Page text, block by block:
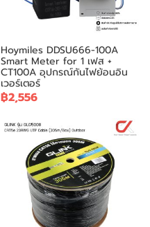
Hoymiles DDSU666-100A
Smart Meter for 1 เฟส +
CT100A อุปกรณ์กันไฟย้อนอิน
เวอร์เตอร์
฿2,556